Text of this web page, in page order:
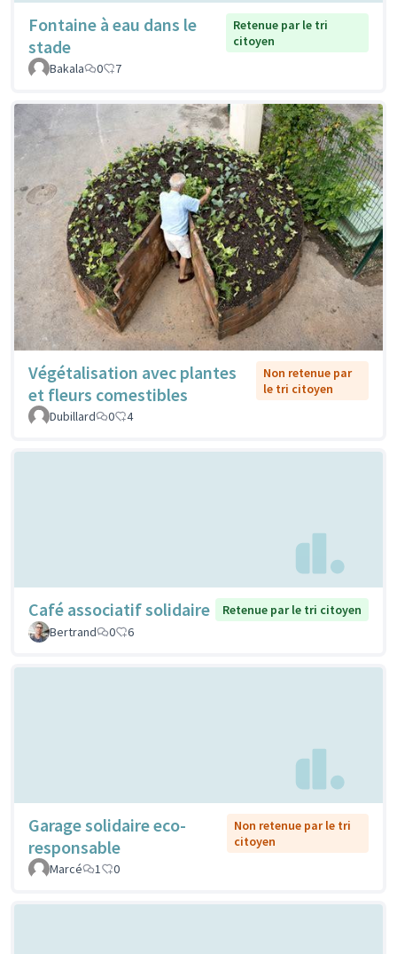
Fontaine à eau dans le
stade
Retenue par le tri
citoyen
Bakala
0 7
Végétalisation avec plantes
et fleurs comestibles
Non retenue par
le tri citoyen
Dubillard
0 4
Café associatif solidaire
Retenue par le tri citoyen
Bertrand
0 6
Garage solidaire eco-
responsable
Non retenue par le tri
citoyen
Marcé
1 0